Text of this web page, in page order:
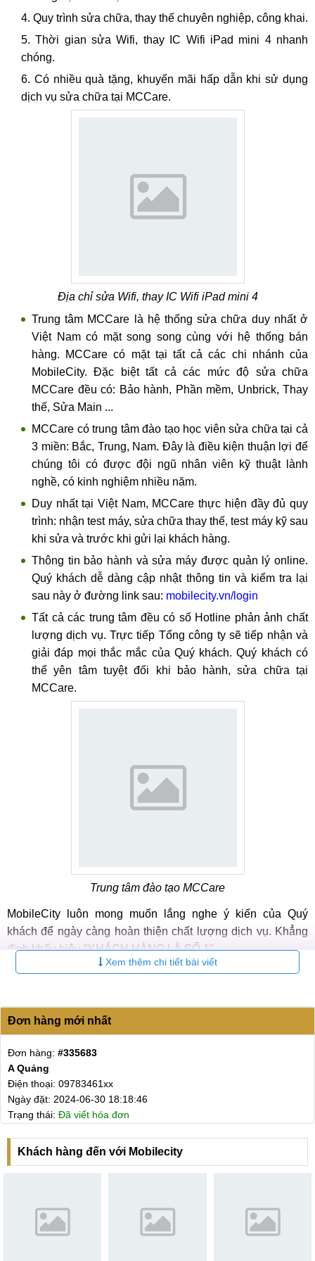
Quy trình sửa chữa, thay thế chuyên nghiệp, công khai.
Thời gian sửa Wifi, thay IC Wifi iPad mini 4 nhanh
chóng.
Có nhiều quà tặng, khuyến mãi hấp dẫn khi sử dụng
dịch vụ sửa chữa tại MCCare.
Địa chỉ sửa Wifi, thay IC Wifi iPad mini 4
Trung tâm MCCare là hệ thống sửa chữa duy nhất ở
Việt Nam có mặt song song cùng với hệ thống bán
hàng. MCCare có mặt tại tất cả các chi nhánh của
MobileCity. Đặc biệt tất cả các mức độ sửa chữa
MCCare đều có: Bảo hành, Phần mềm, Unbrick, Thay
thế, Sửa Main ...
MCCare có trung tâm đào tạo học viên sửa chữa tại cả
3 miền: Bắc, Trung, Nam. Đây là điều kiện thuận lợi để
chúng tôi có được đội ngũ nhân viên kỹ thuật lành
nghề, có kinh nghiệm nhiều năm.
Duy nhất tại Việt Nam, MCCare thực hiện đầy đủ quy
trình: nhận test máy, sửa chữa thay thế, test máy kỹ sau
khi sửa và trước khi gửi lại khách hàng.
Thông tin bảo hành và sửa máy được quản lý online.
Quý khách dễ dàng cập nhật thông tin và kiểm tra lại
sau này ở đường link sau: mobilecity.vn/login
Tất cả các trung tâm đều có số Hotline phản ảnh chất
lượng dịch vụ. Trực tiếp Tổng công ty sẽ tiếp nhận và
giải đáp mọi thắc mắc của Quý khách. Quý khách có
thể yên tâm tuyệt đối khi bảo hành, sửa chữa tại
MCCare.
Trung tâm đào tạo MCCare
MobileCity luôn mong muốn lắng nghe ý kiến của Quý
khách để ngày càng hoàn thiện chất lượng dịch vụ. Khẳng
định khẩu hiệu "KHÁCH HÀNG LÀ SỐ 1".
MobileCity Care
4 ưng ý, chất lượng với mức giá rẻ nhất, bảo hành lên đến 6
tháng. Nếu còn bất cứ thắc mắc nào về dịch vụ hay gặp phải
Xem thêm chi tiết bài viết
Đơn hàng mới nhất
Đơn hàng: #335683
A Quảng
Điện thoại: 09783461xx
Ngày đặt: 2024-06-30 18:18:46
Trạng thái: Đã viết hóa đơn
Khách hàng đến với Mobilecity